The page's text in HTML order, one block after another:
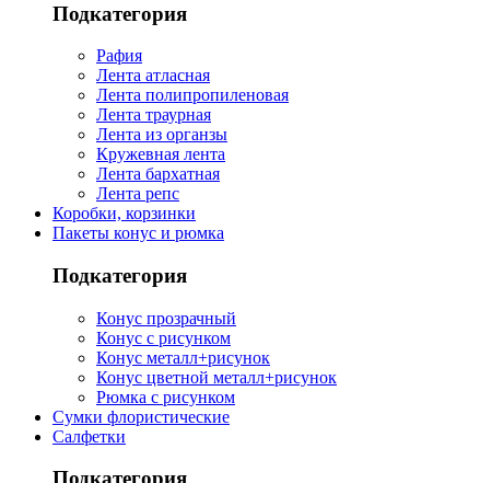
Подкатегория
Рафия
Лента атласная
Лента полипропиленовая
Лента траурная
Лента из органзы
Кружевная лента
Лента бархатная
Лента репс
Коробки, корзинки
Пакеты конус и рюмка
Подкатегория
Конус прозрачный
Конус с рисунком
Конус металл+рисунок
Конус цветной металл+рисунок
Рюмка с рисунком
Сумки флористические
Салфетки